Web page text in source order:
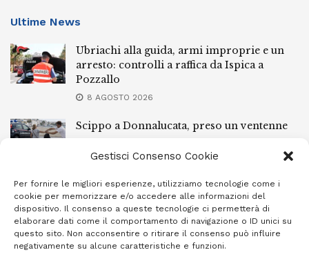
Gestisci Consenso Cookie
Per fornire le migliori esperienze, utilizziamo tecnologie come i
cookie per memorizzare e/o accedere alle informazioni del
dispositivo. Il consenso a queste tecnologie ci permetterà di
elaborare dati come il comportamento di navigazione o ID unici su
questo sito. Non acconsentire o ritirare il consenso può influire
negativamente su alcune caratteristiche e funzioni.
Ultime News
Ubriachi alla guida, armi improprie e un
arresto: controlli a raffica da Ispica a
Pozzallo
8 AGOSTO 2026
Scippo a Donnalucata, preso un ventenne
8 AGOSTO 2026
Ragusa, arrestato perché non rispettava le
prescrizioni di stare lontano dalla casa
familiare
7 AGOSTO 2026